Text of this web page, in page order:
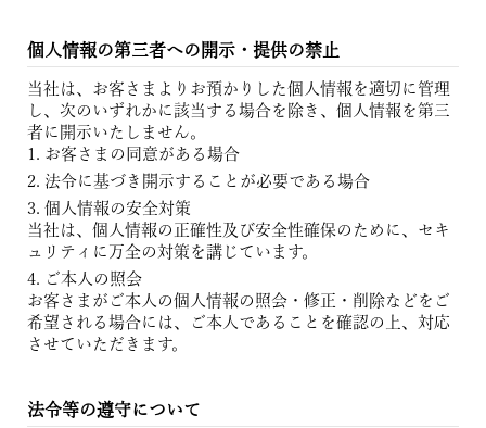
個人情報の第三者への開示・提供の禁止
当社は、お客さまよりお預かりした個人情報を適切に管理
し、次のいずれかに該当する場合を除き、個人情報を第三
者に開示いたしません。
お客さまの同意がある場合
法令に基づき開示することが必要である場合
個人情報の安全対策
当社は、個人情報の正確性及び安全性確保のために、セキ
ュリティに万全の対策を講じています。
ご本人の照会
お客さまがご本人の個人情報の照会・修正・削除などをご
希望される場合には、ご本人であることを確認の上、対応
させていただきます。
法令等の遵守について